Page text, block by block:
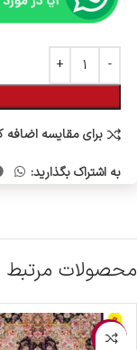
برای مقایسه اضافه
به اشتراک بگذارید:
محصولات مرتبط
-2%